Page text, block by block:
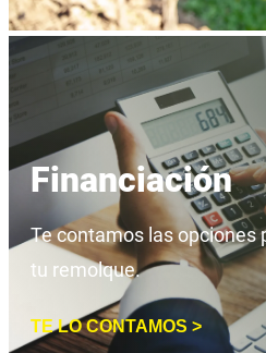
Financiación
Te contamos las opciones
tu remolque.
TE LO CONTAMOS >